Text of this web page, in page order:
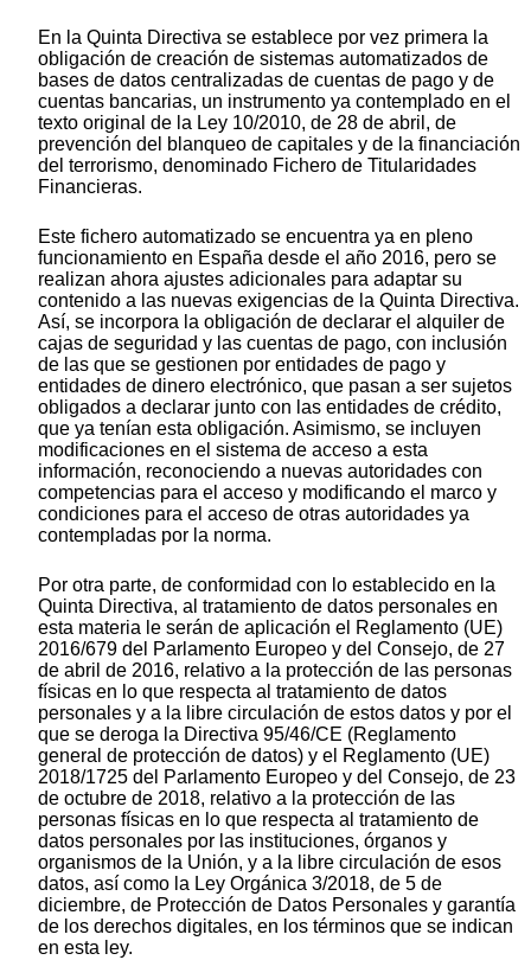
En la Quinta Directiva se establece por vez primera la
obligación de creación de sistemas automatizados de
bases de datos centralizadas de cuentas de pago y de
cuentas bancarias, un instrumento ya contemplado en el
texto original de la Ley 10/2010, de 28 de abril, de
prevención del blanqueo de capitales y de la financiación
del terrorismo, denominado Fichero de Titularidades
Financieras.
Este fichero automatizado se encuentra ya en pleno
funcionamiento en España desde el año 2016, pero se
realizan ahora ajustes adicionales para adaptar su
contenido a las nuevas exigencias de la Quinta Directiva.
Así, se incorpora la obligación de declarar el alquiler de
cajas de seguridad y las cuentas de pago, con inclusión
de las que se gestionen por entidades de pago y
entidades de dinero electrónico, que pasan a ser sujetos
obligados a declarar junto con las entidades de crédito,
que ya tenían esta obligación. Asimismo, se incluyen
modificaciones en el sistema de acceso a esta
información, reconociendo a nuevas autoridades con
competencias para el acceso y modificando el marco y
condiciones para el acceso de otras autoridades ya
contempladas por la norma.
Por otra parte, de conformidad con lo establecido en la
Quinta Directiva, al tratamiento de datos personales en
esta materia le serán de aplicación el Reglamento (UE)
2016/679 del Parlamento Europeo y del Consejo, de 27
de abril de 2016, relativo a la protección de las personas
físicas en lo que respecta al tratamiento de datos
personales y a la libre circulación de estos datos y por el
que se deroga la Directiva 95/46/CE (Reglamento
general de protección de datos) y el Reglamento (UE)
2018/1725 del Parlamento Europeo y del Consejo, de 23
de octubre de 2018, relativo a la protección de las
personas físicas en lo que respecta al tratamiento de
datos personales por las instituciones, órganos y
organismos de la Unión, y a la libre circulación de esos
datos, así como la Ley Orgánica 3/2018, de 5 de
diciembre, de Protección de Datos Personales y garantía
de los derechos digitales, en los términos que se indican
en esta ley.